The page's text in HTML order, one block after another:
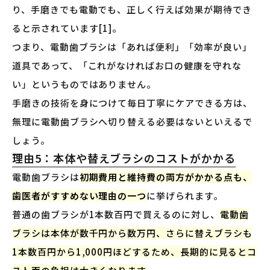
り、手磨きでも電動でも、正しく行えば効果が期待でき
ると示されています[1]。
つまり、電動歯ブラシは「あれば便利」「効率が良い」
道具であって、「これがなければお口の健康を守れな
い」というものではありません。
手磨きの技術を身につけて毎日丁寧にケアできる方は、
無理に電動歯ブラシへ切り替える必要はないといえるで
しょう。
理由5：本体や替えブラシのコストがかかる
電動歯ブラシは初期費用と維持費の両方がかかる点も、
歯医者がすすめない理由の一つに挙げられます。
普通の歯ブラシが1本数百円で買えるのに対し、 電動歯
ブラシは本体が数千円から数万円、さらに替えブラシも
1本数百円から1,000円ほどするため、長期的に見るとコ